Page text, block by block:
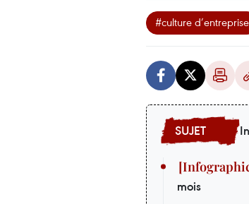
#culture d’entreprise
mois